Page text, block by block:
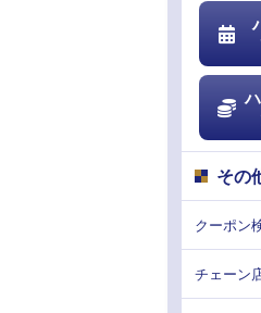
その
クーポン
チェーン